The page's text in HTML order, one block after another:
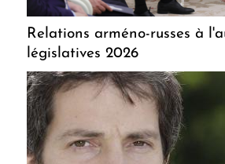
Relations arméno-russes à
législatives 2026